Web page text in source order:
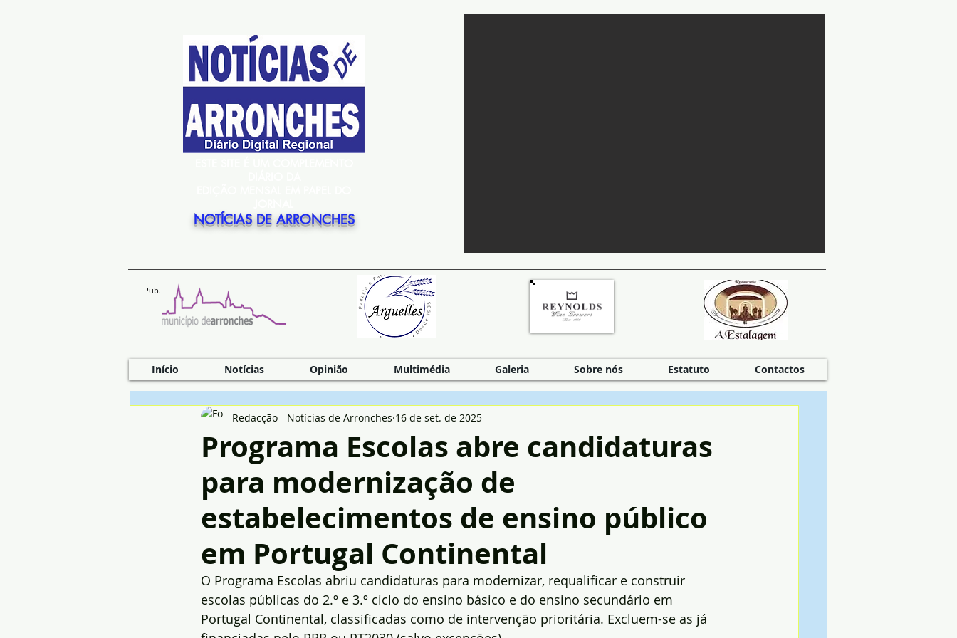
NOTÍCIAS DE ARRONCHES
Pub.
Início Notícias Opinião Multimédia Galeria Sobre nós Estatuto Contactos
Programa Escolas abre candidaturas
para modernização de
estabelecimentos de ensino público
em Portugal Continental
Redacção - Notícias de Arronches 16 de set. de 2025
O Programa Escolas abriu candidaturas para modernizar, requalificar e construir
escolas públicas do 2.º e 3.º ciclo do ensino básico e do ensino secundário em
Portugal Continental, classificadas como de intervenção prioritária. Excluem-se as já